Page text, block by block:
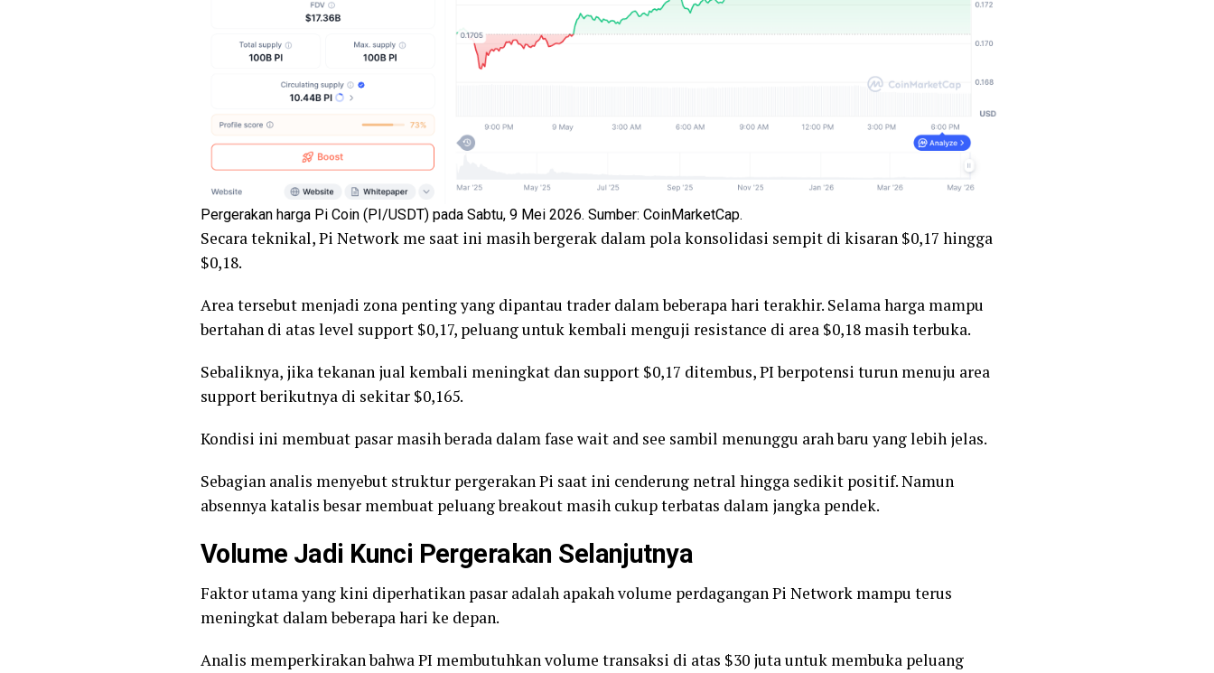
Pergerakan harga Pi Coin (PI/USDT) pada Sabtu, 9 Mei 2026. Sumber: CoinMarketCap.
Secara teknikal, Pi Network me saat ini masih bergerak dalam pola konsolidasi sempit di kisaran $0,17 hingga
$0,18.
Area tersebut menjadi zona penting yang dipantau trader dalam beberapa hari terakhir. Selama harga mampu
bertahan di atas level support $0,17, peluang untuk kembali menguji resistance di area $0,18 masih terbuka.
Sebaliknya, jika tekanan jual kembali meningkat dan support $0,17 ditembus, PI berpotensi turun menuju area
support berikutnya di sekitar $0,165.
Kondisi ini membuat pasar masih berada dalam fase wait and see sambil menunggu arah baru yang lebih jelas.
Sebagian analis menyebut struktur pergerakan Pi saat ini cenderung netral hingga sedikit positif. Namun
absennya katalis besar membuat peluang breakout masih cukup terbatas dalam jangka pendek.
Volume Jadi Kunci Pergerakan Selanjutnya
Faktor utama yang kini diperhatikan pasar adalah apakah volume perdagangan Pi Network mampu terus
meningkat dalam beberapa hari ke depan.
Analis memperkirakan bahwa PI membutuhkan volume transaksi di atas $30 juta untuk membuka peluang